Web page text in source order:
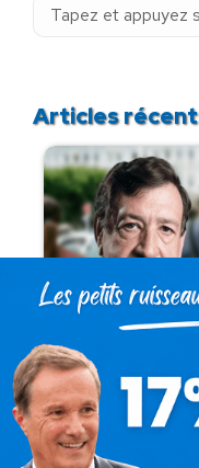
Recherche
Articles
Présomption de
armes par les